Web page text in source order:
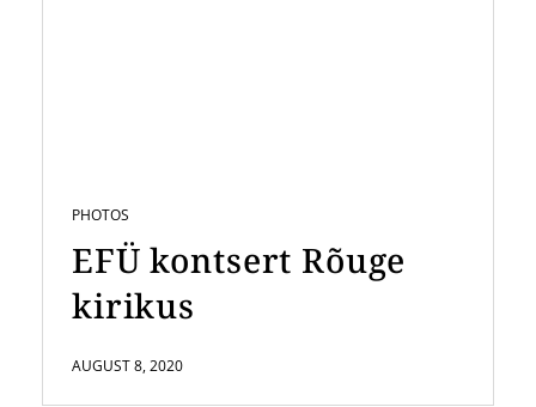
PHOTOS
EFÜ kontsert Rõuge
kirikus
AUGUST 8, 2020